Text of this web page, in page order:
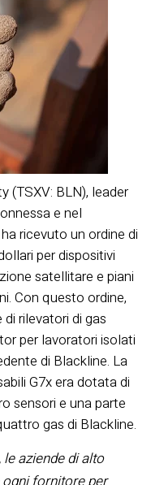
(TSXV: BLN), leader
e nel
ricevuto un ordine di
per dispositivi
satellitare e piani
Con questo ordine,
rilevatori di gas
per lavoratori isolati
di Blackline. La
G7x era dotata di
sensori e una parte
gas di Blackline.
aziende di alto